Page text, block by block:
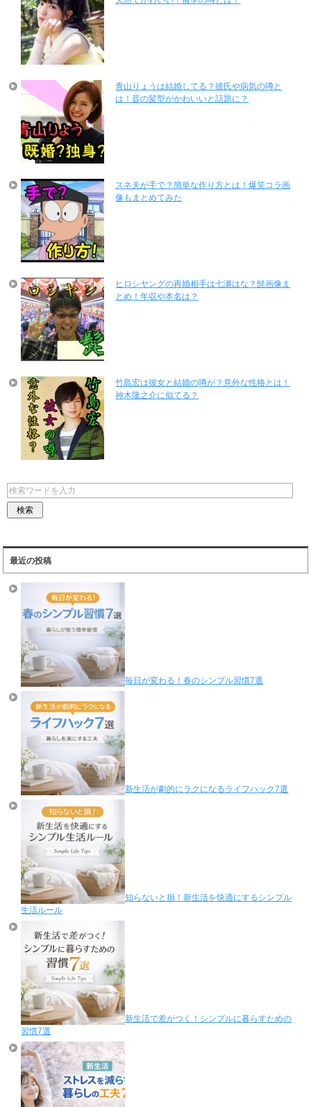
青山りょうは結婚してる？彼氏や病気の噂と
は！昔の髪型がかわいいと話題に？
スネ夫が手で？簡単な作り方とは！爆笑コラ画
像もまとめてみた
ヒロシヤングの再婚相手は七瀬はな？髭画像ま
とめ！年収や本名は？
竹島宏は彼女と結婚の噂が？意外な性格とは！
神木隆之介に似てる？
最近の投稿
毎日が変わる！春のシンプル習慣7選
新生活が劇的にラクになるライフハック7選
知らないと損！新生活を快適にするシンプル
生活ルール
新生活で差がつく！シンプルに暮らすための
習慣7選